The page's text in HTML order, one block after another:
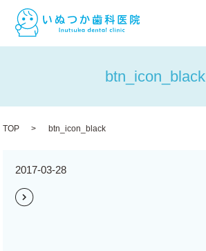
btn_icon_black
TOP btn_icon_black
2017-03-28